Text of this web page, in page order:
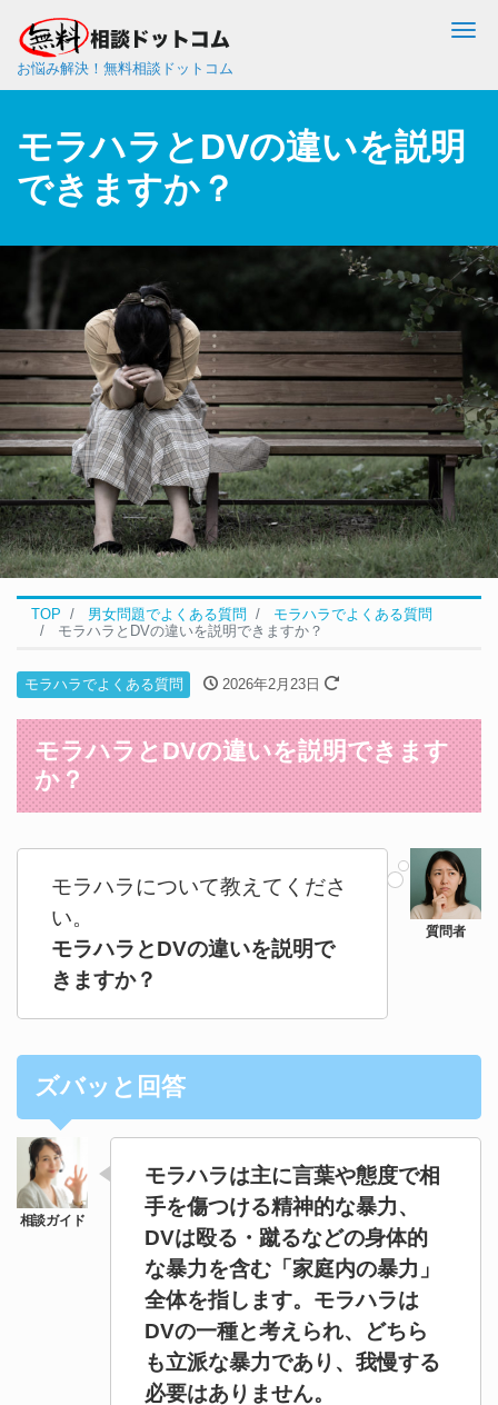
お悩み解決！無料相談ドットコム
モラハラとDVの違いを説明
できますか？
TOP 男女問題でよくある質問
モラハラでよくある質問
モラハラとDVの違いを説明できますか？
モラハラでよくある質問 2026年2月23日
モラハラとDVの違いを説明できます
か？
モラハラについて教えてくださ
い。
モラハラとDVの違いを説明で
きますか？
ズバッと回答
モラハラは主に言葉や態度で相
手を傷つける精神的な暴力、
DVは殴る・蹴るなどの身体的
な暴力を含む「家庭内の暴力」
全体を指します。モラハラは
DVの一種と考えられ、どちら
も立派な暴力であり、我慢する
必要はありません。